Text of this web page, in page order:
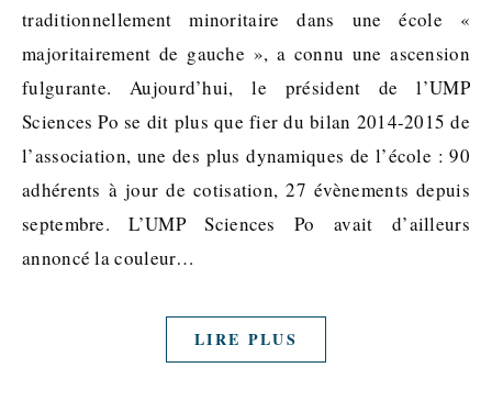
traditionnellement minoritaire dans une école «
majoritairement de gauche », a connu une ascension
fulgurante. Aujourd’hui, le président de l’UMP
Sciences Po se dit plus que fier du bilan 2014-2015 de
l’association, une des plus dynamiques de l’école : 90
adhérents à jour de cotisation, 27 évènements depuis
septembre. L’UMP Sciences Po avait d’ailleurs
annoncé la couleur…
LIRE PLUS